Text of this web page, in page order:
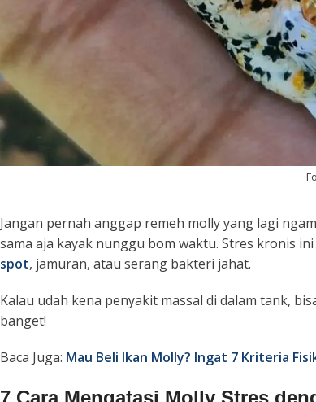
Jangan pernah anggap remeh molly yang lagi
sama aja kayak nunggu bom waktu. Stres kronis
spot, jamuran, atau serang bakteri jahat.
Kalau udah kena penyakit massal di dalam tank,
banget!
Baca Juga: Mau Beli Ikan Molly? Ingat 7 Kriteria
7 Cara Mengatasi Molly Stres